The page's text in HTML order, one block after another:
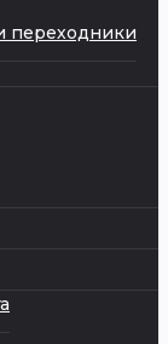
переходники